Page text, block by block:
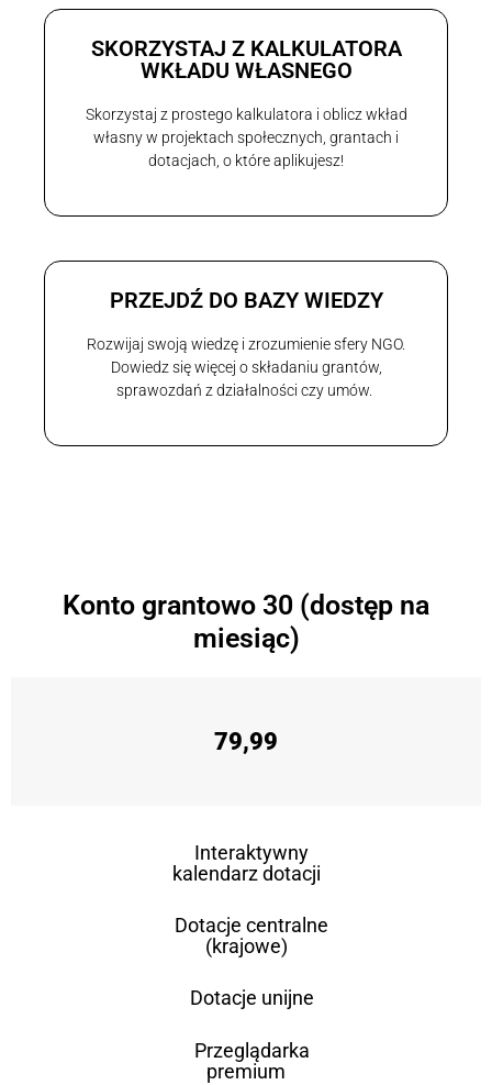
SKORZYSTAJ Z KALKULATORA
WKŁADU WŁASNEGO
Skorzystaj z prostego kalkulatora i oblicz wkład
własny w projektach społecznych, grantach i
dotacjach, o które aplikujesz!
PRZEJDŹ DO BAZY WIEDZY
Rozwijaj swoją wiedzę i zrozumienie sfery NGO.
Dowiedz się więcej o składaniu grantów,
sprawozdań z działalności czy umów.
Konto grantowo 30 (dostęp na
miesiąc)
79,99
Interaktywny
kalendarz dotacji
Dotacje centralne
(krajowe)
Dotacje unijne
Przeglądarka
premium